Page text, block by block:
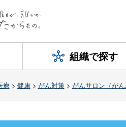
組織で探す
療 > 健康> がん対策> がんサロン（が